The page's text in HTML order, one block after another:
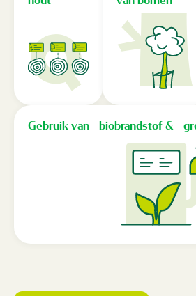
Gebruik van biobrandstof &